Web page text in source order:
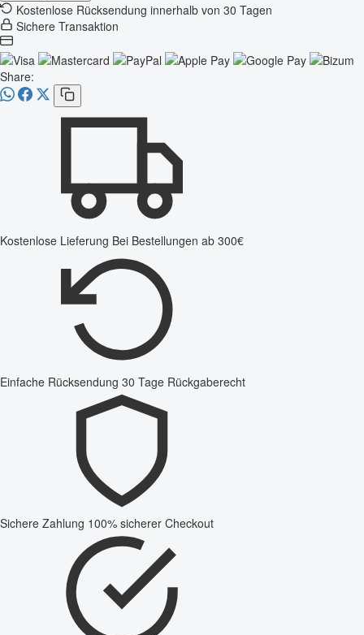
Kostenlose Rücksendung innerhalb von 30 Tagen
Sichere Transaktion
Share:
Kostenlose Lieferung Bei Bestellungen ab 300€
Einfache Rücksendung 30 Tage Rückgaberecht
Sichere Zahlung 100% sicherer Checkout